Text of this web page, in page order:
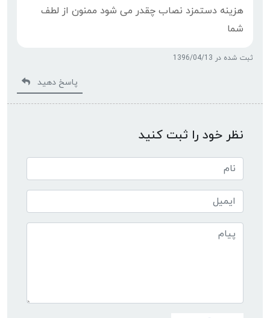
هزینه دستمزد نصاب چقدر می شود ممنون از لطف
شما
ثبت شده در 1396/04/13
پاسخ دهید
نظر خود را ثبت کنید